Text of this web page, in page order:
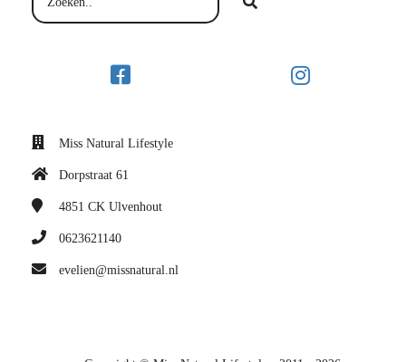
Miss Natural Lifestyle
Dorpstraat 61
4851 CK Ulvenhout
0623621140
evelien@missnatural.nl